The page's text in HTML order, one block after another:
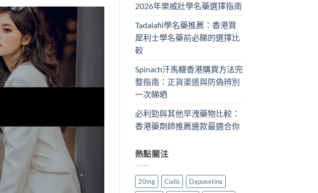
2026年樂威壯學名藥選擇指南
Tadalafil學名藥推薦：香港買
犀利士學名藥前必睇的選擇比
較
Spinach汗馬糖香港購買方法完
整指南：正貨渠道與防偽辨別
一次睇晒
必利勁與其他早洩藥物比較：
香港藥劑師推薦邊款最適合你
熱點關注
20mg Cialis
Dapoxetine